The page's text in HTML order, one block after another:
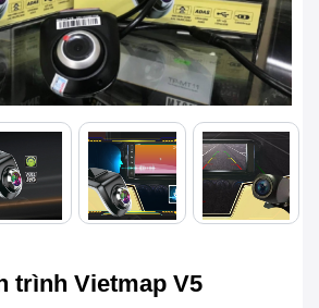
trình Vietmap V5